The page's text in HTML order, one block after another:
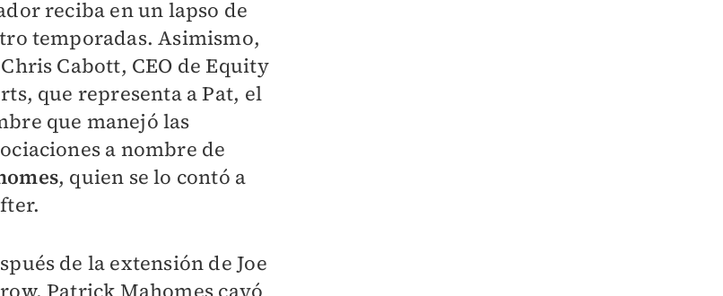
reciba en un lapso de
temporadas. Asimismo,
Cabott, CEO de Equity
que representa a Pat, el
que manejó las
a nombre de
, quien se lo contó a
de la extensión de Joe
Patrick Mahomes cayó